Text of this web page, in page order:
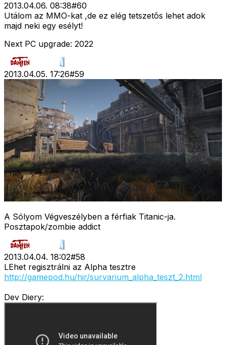
2013.04.06. 08:38#60
Utálom az MMO-kat ,de ez elég tetszetõs lehet adok
majd neki egy esélyt!
Next PC upgrade: 2022
2013.04.05. 17:26#59
A Sólyom Végveszélyben a férfiak Titanic-ja.
Posztapok/zombie addict
2013.04.04. 18:02#58
LEhet regisztrálni az Alpha tesztre
http://gamepod.hu/hir/survarium_alpha_teszt_2.html
Dev Diery: